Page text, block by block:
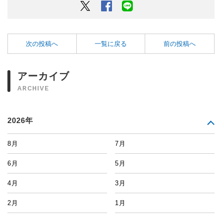
Twitter Facebook
次の投稿へ 一覧に戻る 前の投稿へ
アーカイブ
ARCHIVE
2026年
8月 7月
6月 5月
4月 3月
2月 1月